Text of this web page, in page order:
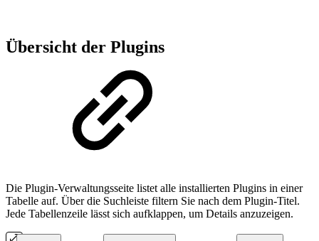
Übersicht der Plugins
Die Plugin-Verwaltungsseite listet alle installierten Plugins in einer
Tabelle auf. Über die Suchleiste filtern Sie nach dem Plugin-Titel.
Jede Tabellenzeile lässt sich aufklappen, um Details anzuzeigen.